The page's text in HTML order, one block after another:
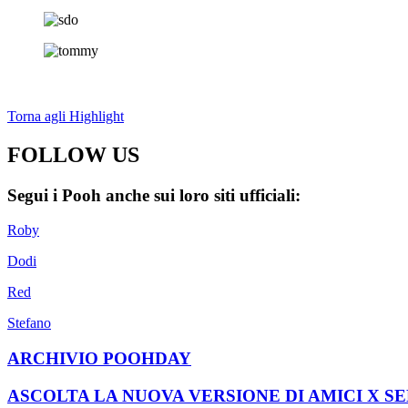
Torna agli Highlight
FOLLOW US
Segui i Pooh anche sui loro siti ufficiali:
Roby
Dodi
Red
Stefano
ARCHIVIO POOHDAY
ASCOLTA LA NUOVA VERSIONE DI AMICI X